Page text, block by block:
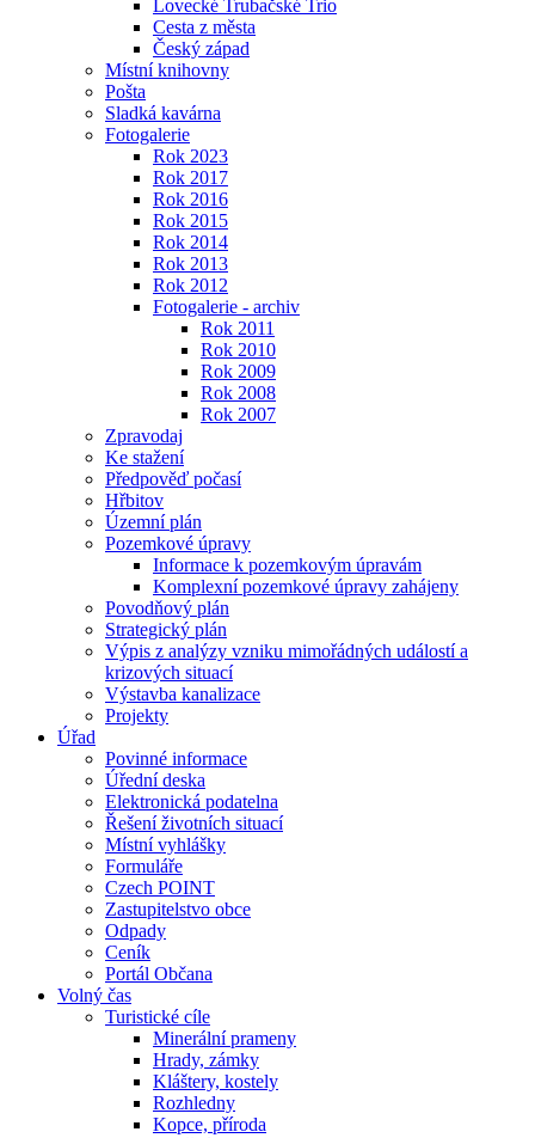
Lovecké Trubačské Trio
Cesta z města
Český západ
Místní knihovny
Pošta
Sladká kavárna
Fotogalerie
Rok 2023
Rok 2017
Rok 2016
Rok 2015
Rok 2014
Rok 2013
Rok 2012
Fotogalerie - archiv
Rok 2011
Rok 2010
Rok 2009
Rok 2008
Rok 2007
Zpravodaj
Ke stažení
Předpověď počasí
Hřbitov
Územní plán
Pozemkové úpravy
Informace k pozemkovým úpravám
Komplexní pozemkové úpravy zahájeny
Povodňový plán
Strategický plán
Výpis z analýzy vzniku mimořádných událostí a
krizových situací
Výstavba kanalizace
Projekty
Úřad
Povinné informace
Úřední deska
Elektronická podatelna
Řešení životních situací
Místní vyhlášky
Formuláře
Czech POINT
Zastupitelstvo obce
Odpady
Ceník
Portál Občana
Volný čas
Turistické cíle
Minerální prameny
Hrady, zámky
Kláštery, kostely
Rozhledny
Kopce, příroda